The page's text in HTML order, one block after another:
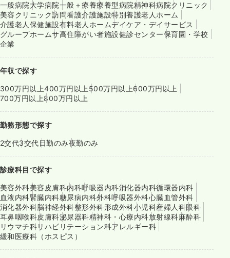
一般病院大学病院一般＋療養療養型病院精神科病院クリニック
美容クリニック訪問看護介護施設特別養護老人ホーム
介護老人保健施設有料老人ホームデイケア・デイサービス
グループホームサ高住障がい者施設健診センター保育園・学校
企業
年収で探す
300万円以上400万円以上 500万円以上600万円以上
700万円以上800万円以上
勤務形態で探す
2交代3交代日勤のみ夜勤のみ
診療科目で探す
美容外科美容皮膚科内科呼吸器内科消化器内科循環器内科
血液内科腎臓内科糖尿病内科外科呼吸器外科心臓血管外科
消化器外科脳神経外科整形外科形成外科小児科産婦人科眼科
耳鼻咽喉科皮膚科泌尿器科精神科・心療内科放射線科麻酔科
リウマチ科リハビリテーション科アレルギー科
緩和医療科（ホスピス）